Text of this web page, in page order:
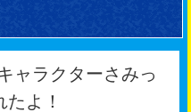
ャラクターさみっ
よ！